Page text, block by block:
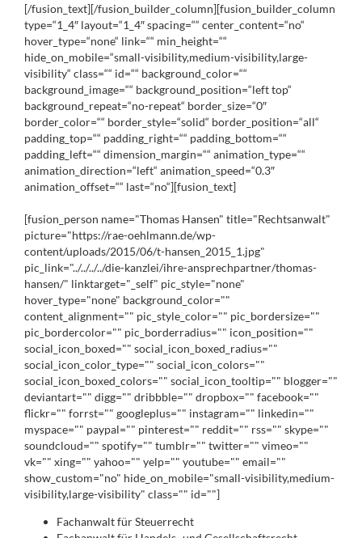
[/fusion_text][/fusion_builder_column][fusion_builder_column
type=“1_4″ layout=“1_4″ spacing=““ center_content=“no“
hover_type=“none“ link=““ min_height=““
hide_on_mobile=“small-visibility,medium-visibility,large-
visibility“ class=““ id=““ background_color=““
background_image=““ background_position=“left top“
background_repeat=“no-repeat“ border_size=“0″
border_color=““ border_style=“solid“ border_position=“all“
padding_top=““ padding_right=““ padding_bottom=““
padding_left=““ dimension_margin=““ animation_type=““
animation_direction=“left“ animation_speed=“0.3″
animation_offset=““ last=“no“][fusion_text]
[fusion_person name="Thomas Hansen" title="Rechtsanwalt"
picture="https://rae-oehlmann.de/wp-
content/uploads/2015/06/t-hansen_2015_1.jpg"
pic_link="../../../../die-kanzlei/ihre-ansprechpartner/thomas-
hansen/" linktarget="_self" pic_style="none"
hover_type="none" background_color=""
content_alignment="" pic_style_color="" pic_bordersize=""
pic_bordercolor="" pic_borderradius="" icon_position=""
social_icon_boxed="" social_icon_boxed_radius=""
social_icon_color_type="" social_icon_colors=""
social_icon_boxed_colors="" social_icon_tooltip="" blogger=""
deviantart="" digg="" dribbble="" dropbox="" facebook=""
flickr="" forrst="" googleplus="" instagram="" linkedin=""
myspace="" paypal="" pinterest="" reddit="" rss="" skype=""
soundcloud="" spotify="" tumblr="" twitter="" vimeo=""
vk="" xing="" yahoo="" yelp="" youtube="" email=""
show_custom="no" hide_on_mobile="small-visibility,medium-
visibility,large-visibility" class="" id=""]
Fachanwalt für Steuerrecht